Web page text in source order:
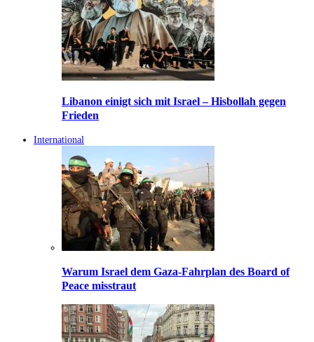
Libanon einigt sich mit Israel – Hisbollah gegen
Frieden
International
Warum Israel dem Gaza-Fahrplan des Board of
Peace misstraut